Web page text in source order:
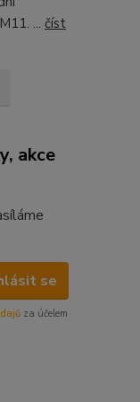
... číst
akce
se
za účelem